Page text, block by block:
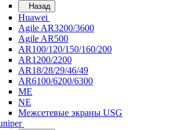
Назад
Huawei
Agile AR3200/3600
Agile AR500
AR100/120/150/160/200
AR1200/2200
AR18/28/29/46/49
AR6100/6200/6300
ME
NE
Межсетевые экраны USG